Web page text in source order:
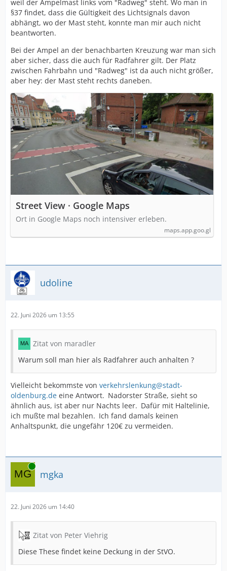
weil der Ampelmast links vom "Radweg" steht. Wo man in
§37 findet, dass die Gültigkeit des Lichtsignals davon
abhängt, wo der Mast steht, konnte man mir auch nicht
beantworten.
Bei der Ampel an der benachbarten Kreuzung war man sich
aber sicher, dass die auch für Radfahrer gilt. Der Platz
zwischen Fahrbahn und "Radweg" ist da auch nicht größer,
aber hey: der Mast steht rechts daneben.
Street View · Google Maps
Ort in Google Maps noch intensiver erleben.
maps.app.goo.gl
udoline
22. Juni 2026 um 13:55
Zitat von maradler
Warum soll man hier als Radfahrer auch anhalten ?
Vielleicht bekommste von verkehrslenkung@stadt-
oldenburg.de eine Antwort. Nadorster Straße, sieht so
ähnlich aus, ist aber nur Nachts leer. Dafür mit Haltelinie,
ich mußte mal bezahlen. Ich fand damals keinen
Anhaltspunkt, die ungefähr 120€ zu vermeiden.
Online
mgka
22. Juni 2026 um 14:40
Zitat von Peter Viehrig
Diese These findet keine Deckung in der StVO.